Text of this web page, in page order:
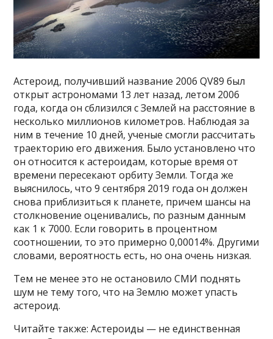
Астероид, получивший название 2006 QV89 был
открыт астрономами 13 лет назад, летом 2006
года, когда он сблизился с Землей на расстояние в
несколько миллионов километров. Наблюдая за
ним в течение 10 дней, ученые смогли рассчитать
траекторию его движения. Было установлено что
он относится к астероидам, которые время от
времени пересекают орбиту Земли. Тогда же
выяснилось, что 9 сентября 2019 года он должен
снова приблизиться к планете, причем шансы на
столкновение оценивались, по разным данным
как 1 к 7000. Если говорить в процентном
соотношении, то это примерно 0,00014%. Другими
словами, вероятность есть, но она очень низкая.
Тем не менее это не остановило СМИ поднять
шум не тему того, что на Землю может упасть
астероид.
Читайте также: Астероиды — не единственная